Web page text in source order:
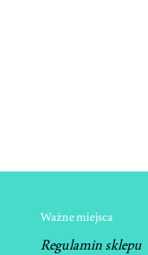
Ważne miejsca
Regulamin sklepu